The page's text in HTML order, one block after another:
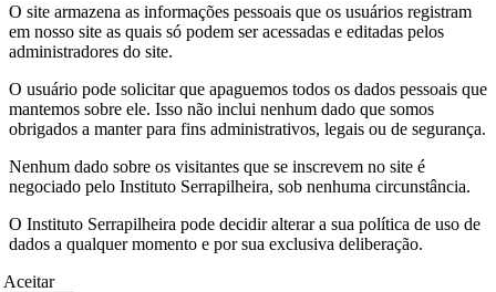
O site armazena as informações pessoais que os usuários registram
em nosso site as quais só podem ser acessadas e editadas pelos
administradores do site.
O usuário pode solicitar que apaguemos todos os dados pessoais que
mantemos sobre ele. Isso não inclui nenhum dado que somos
obrigados a manter para fins administrativos, legais ou de segurança.
Nenhum dado sobre os visitantes que se inscrevem no site é
negociado pelo Instituto Serrapilheira, sob nenhuma circunstância.
O Instituto Serrapilheira pode decidir alterar a sua política de uso de
dados a qualquer momento e por sua exclusiva deliberação.
Aceitar